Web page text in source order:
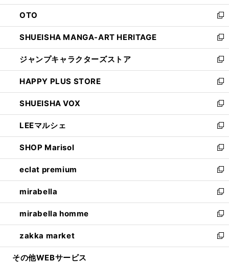
ウ
で
開
く
ン
ド
ウ
で
開
く
OTO
新
し
い
ウ
ィ
ン
ド
ウ
で
開
く
SHUEISHA MANGA-ART HERITAGE
新
し
い
ウ
ィ
ン
ド
ウ
で
開
く
ジャンプキャラクターズストア
新
し
い
ウ
ィ
ン
ド
ウ
で
開
く
HAPPY PLUS STORE
新
し
い
ウ
ィ
ン
ド
ウ
で
開
く
SHUEISHA VOX
新
し
い
ウ
ィ
ン
ド
ウ
で
開
く
LEEマルシェ
新
し
い
ウ
ィ
ン
ド
ウ
で
開
く
SHOP Marisol
新
し
い
ウ
ィ
ン
ド
ウ
で
開
eclat premium
新
し
い
ウ
ィ
ン
ド
ウ
mirabella
新
し
い
ウ
ィ
ン
mirabella homme
新
し
い
ウ
zakka market
新
し
その他WEBサービス